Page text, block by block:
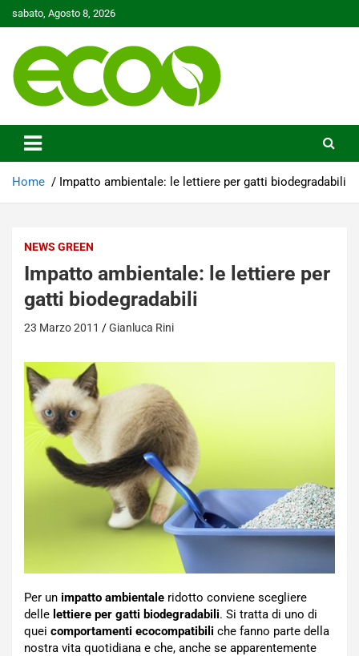
to
sabato, Agosto 8, 2026
Ecoo.it
Home Impatto ambientale: le lettiere per gatti biodegradabili
NEWS GREEN
Impatto ambientale: le lettiere per
gatti biodegradabili
23 Marzo 2011 Gianluca Rini
Per un impatto ambientale ridotto conviene scegliere
delle lettiere per gatti biodegradabili. Si tratta di uno di
quei comportamenti ecocompatibili che fanno parte della
nostra vita quotidiana e che, anche se apparentemente